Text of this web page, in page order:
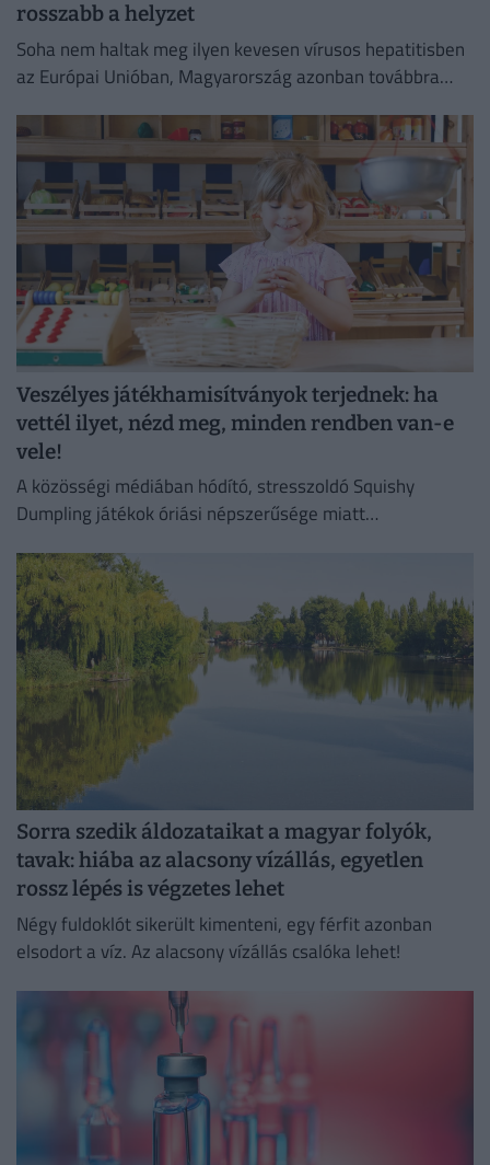
rosszabb a helyzet
Soha nem haltak meg ilyen kevesen vírusos hepatitisben
az Európai Unióban, Magyarország azonban továbbra
Veszélyes játékhamisítványok terjednek: ha
vettél ilyet, nézd meg, minden rendben van-e
vele!
A közösségi médiában hódító, stresszoldó Squishy
Dumpling játékok óriási népszerűsége miatt
hamisítványok.
Sorra szedik áldozataikat a magyar folyók,
tavak: hiába az alacsony vízállás, egyetlen
rossz lépés is végzetes lehet
Négy fuldoklót sikerült kimenteni, egy férfit azonban
elsodort a víz. Az alacsony vízállás csalóka lehet!